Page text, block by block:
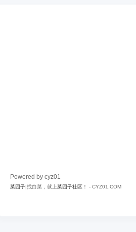
Powered by cyz01
菜园子|找白菜，就上菜园子社区 ！ - CYZ01.COM